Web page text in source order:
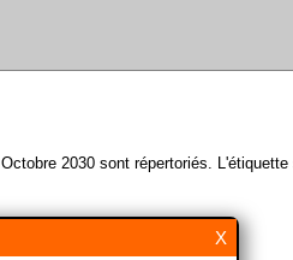
Octobre 2030 sont répertoriés.
X